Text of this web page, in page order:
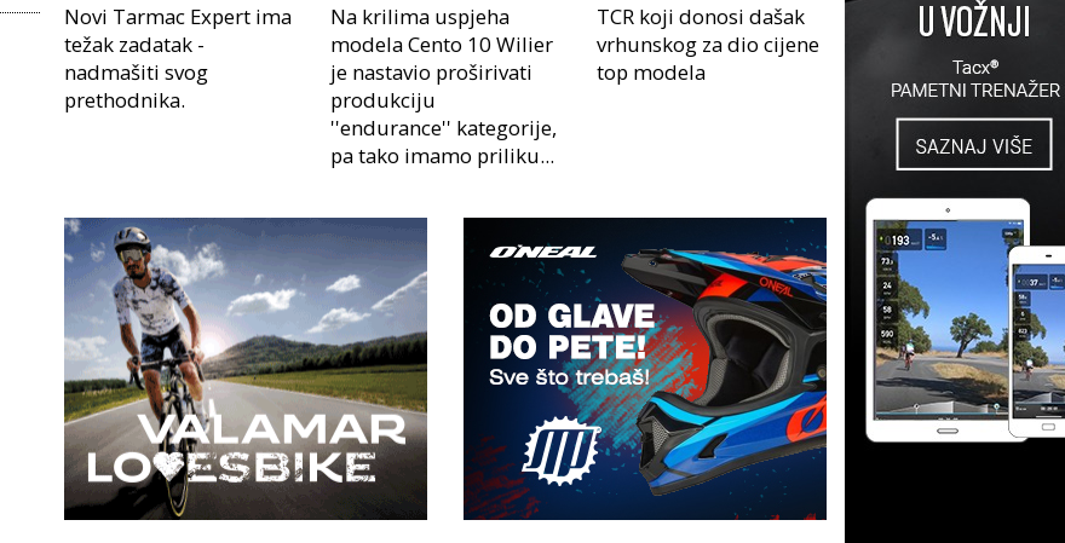
Novi Tarmac Expert ima
težak zadatak -
nadmašiti svog
prethodnika.
Na krilima uspjeha
modela Cento 10 Wilier
je nastavio proširivati
produkciju
''endurance'' kategorije,
pa tako imamo priliku...
TCR koji donosi dašak
vrhunskog za dio cijene
top modela